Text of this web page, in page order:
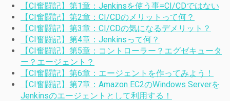
【CI奮闘記】第1章：Jenkinsを使う事=CI/CDではない
【CI奮闘記】第2章：CI/CDのメリットって何？
【CI奮闘記】第3章：CI/CDの気になるデメリット？
【CI奮闘記】第4章：Jenkinsって何？
【CI奮闘記】第5章：コントローラー？エグゼキュータ
ー？エージェント？
【CI奮闘記】第6章：エージェントを作ってみよう！
【CI奮闘記】第7章：Amazon EC2のWindows Serverを
Jenkinsのエージェントとして利用する！